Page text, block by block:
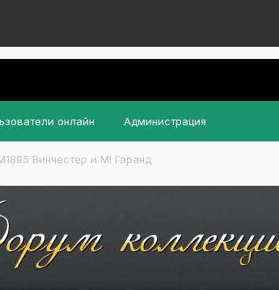
онлайн Администрация
Винчестер и М! Гаранд